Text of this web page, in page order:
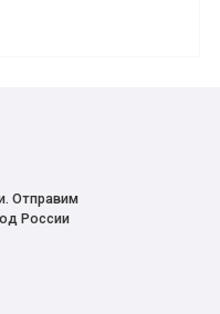
Отправим
России